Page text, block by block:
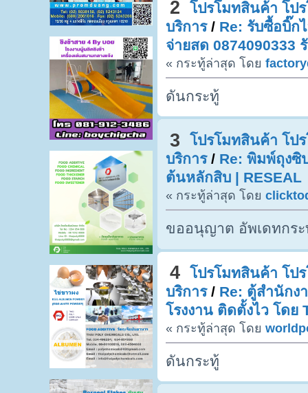
2
โปรโมทสินค้า โป
บริการ/ Re: รับซื้อบิ๊ก
จ่ายสด 0874090333
« กระทู้ล่าสุด โดย
ดันกระทู้
3
โปรโมทสินค้า โป
บริการ/ Re: พิมพ์ถุงซิ
ต้นหลักสิบ | RESEAL
« กระทู้ล่าสุด โดย
ขออนุญาต อัพเดทกร
4
โปรโมทสินค้า โป
บริการ/ Re: ตู้สำนักง
โรงงาน ติดตั้งไว โดย
« กระทู้ล่าสุด โดย
ดันกระทู้